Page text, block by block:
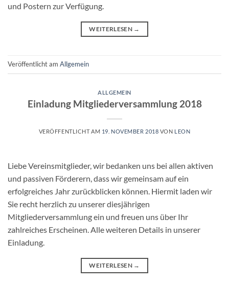
und Postern zur Verfügung.
WEITERLESEN →
Veröffentlicht am Allgemein
ALLGEMEIN
Einladung Mitgliederversammlung 2018
VERÖFFENTLICHT AM 19. NOVEMBER 2018 VON LEON
Liebe Vereinsmitglieder, wir bedanken uns bei allen aktiven
und passiven Förderern, dass wir gemeinsam auf ein
erfolgreiches Jahr zurückblicken können. Hiermit laden wir
Sie recht herzlich zu unserer diesjährigen
Mitgliederversammlung ein und freuen uns über Ihr
zahlreiches Erscheinen. Alle weiteren Details in unserer
Einladung.
WEITERLESEN →